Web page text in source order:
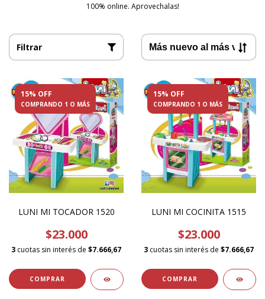
100% online. Aprovechalas!
Filtrar
15% OFF
COMPRANDO 1 O MÁS
LUNI MI TOCADOR 1520
$23.000
3 cuotas sin interés de $7.666,67
15% OFF
COMPRANDO 1 O MÁS
LUNI MI COCINITA 1515
$23.000
3 cuotas sin interés de $7.666,67